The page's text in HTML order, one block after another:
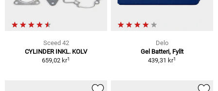
Sceed 42
CYLINDER INKL. KOLV
659,02 kr1
Delo
Gel Batteri, Fyllt
439,31 kr1